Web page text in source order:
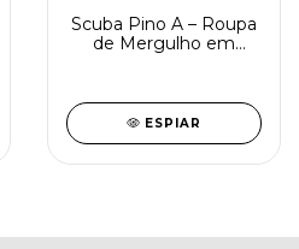
Scuba Pino A – Roupa
de Mergulho em
ESPIAR